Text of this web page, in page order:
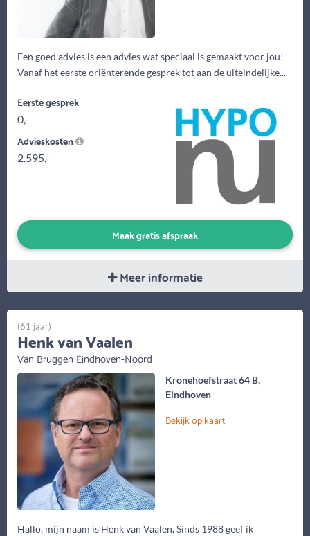
Een goed advies is een advies wat speciaal is gemaakt voor jou!
Vanaf het eerste oriënterende gesprek tot aan de uiteindelijke...
Eerste gesprek
0,-
Advieskosten
2.595,-
Maak gratis afspraak
Meer informatie
Kronehoefstraat 64 B,
Eindhoven
Bekijk op kaart
Hallo, mijn naam is Henk van Vaalen, Sinds 1988 geef ik
(61 jaar)
Henk van Vaalen
Van Bruggen Eindhoven-Noord